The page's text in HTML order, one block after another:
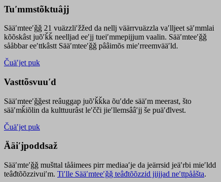
Tuʹmmstõktuâjj
Sääʹmteeʹǧǧ 21 vuäzzliʹžžed da nellj väärrvuäzzla vaʹlljeet säʹmmlai
kõõskâst juõʹǩǩ neelljad eeʹjj tueiʹmmepijjum vaalin. Sääʹmteeʹǧǧ
sååbbar eeʹttkâstt Sääʹmteeʹǧǧ pââimõs mieʹrreemvääʹld.
Čuäʹjet puk
Vasttõsvuuʹd
Sääʹmteeʹǧǧest reâuggap juõʹǩǩka õuʹdde sääʹm meerast, što
sääʹmǩiõlin da kulttuurâst leʹčči jieʹllemsââʹjj še puäʹđlvest.
Čuäʹjet puk
Ääiʹjpoddsaž
Sääʹmteʹǧǧ mušttal tååimees pirr mediaaʹje da jeärrsid jeäʹrbi mieʹldd
teâđtõõzzivuiʹm. Tiʹlle Sääʹmteeʹǧǧ teâđtõõzzid jiijjad neʹttpååšta.